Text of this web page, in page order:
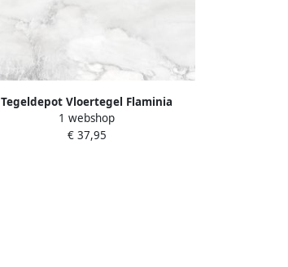
Tegeldepot Vloertegel Flaminia
Marmerlook Supreme Wit
Gerectificeerd Gepolijst 60x120
1 webshop
€ 37,95